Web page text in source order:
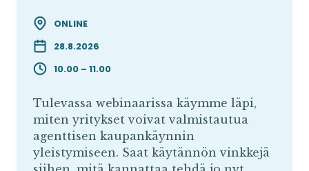
ONLINE
28.8.2026
10.00 – 11.00
Tulevassa webinaarissa käymme läpi,
miten yritykset voivat valmistautua
agenttisen kaupankäynnin
yleistymiseen. Saat käytännön vinkkejä